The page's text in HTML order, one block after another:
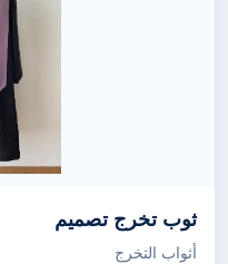
ثوب تخرج تصميم
أثواب التخرج